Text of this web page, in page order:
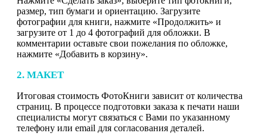
размер, тип бумаги и ориентацию. Загрузите
фотографии для книги, нажмите «Продолжить» и
загрузите от 1 до 4 фотографий для обложки. В
комментарии оставьте свои пожелания по обложке,
нажмите «Добавить в корзину».
2. МАКЕТ
Итоговая стоимость ФотоКниги зависит от количества
страниц. В процессе подготовки заказа к печати наши
специалисты могут связаться с Вами по указанному
телефону или email для согласования деталей.